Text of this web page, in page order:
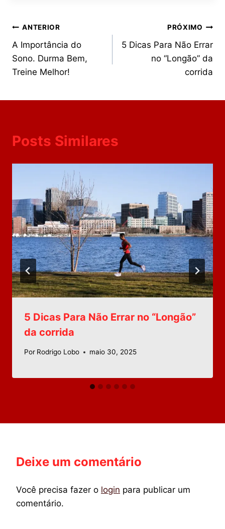
ANTERIOR
A Importância do
Sono. Durma Bem,
Treine Melhor!
PRÓXIMO
5 Dicas Para Não Errar
no “Longão” da
corrida
Posts Similares
5 Dicas Para Não Errar no “Longão”
da corrida
Por Rodrigo Lobo maio 30, 2025
Deixe um comentário
Você precisa fazer o login para publicar um
comentário.